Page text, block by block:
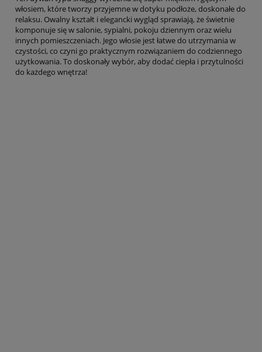
włosiem, które tworzy przyjemne w dotyku podłoże, doskonałe do
relaksu. Owalny kształt i elegancki wygląd sprawiają, że świetnie
komponuje się w salonie, sypialni, pokoju dziennym oraz wielu
innych pomieszczeniach. Jego włosie jest łatwe do utrzymania w
czystości, co czyni go praktycznym rozwiązaniem do codziennego
użytkowania. To doskonały wybór, aby dodać ciepła i przytulności
do każdego wnętrza!